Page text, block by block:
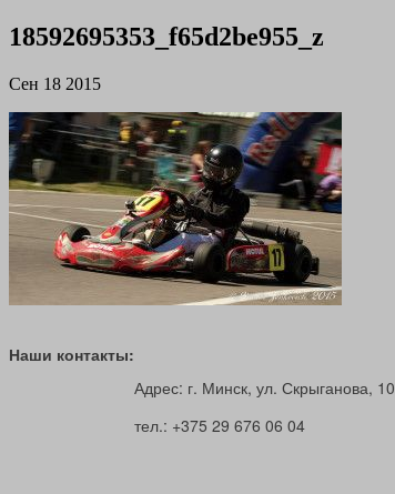
18592695353_f65d2be955_z
Сен 18 2015
Наши контакты:
Адрес: г. Минск, ул. Скрыганова, 10
тел.: +375 29 676 06 04